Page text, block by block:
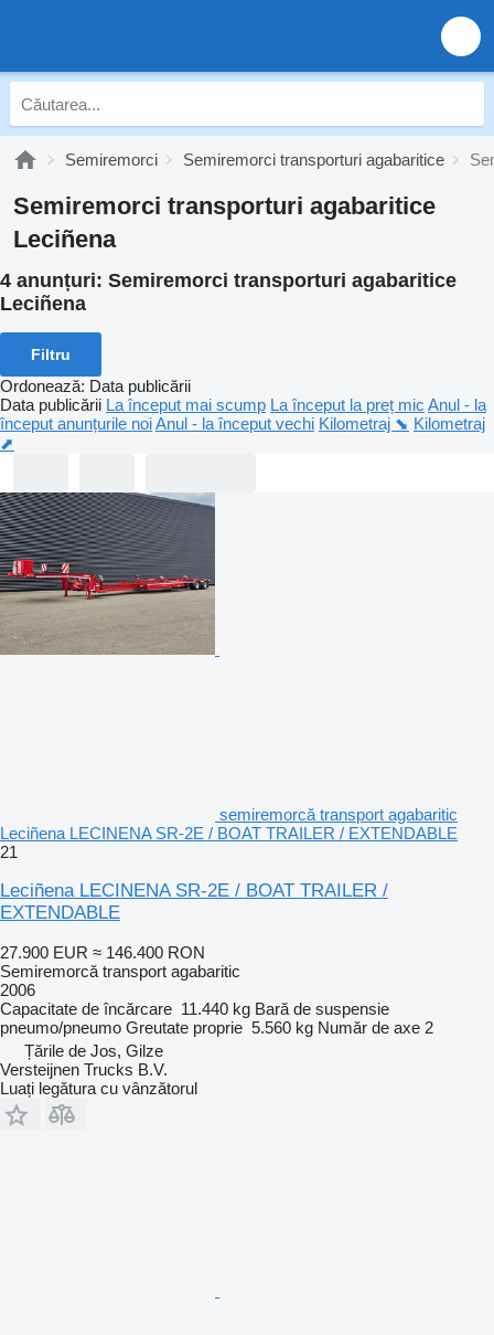
Semiremorci Semiremorci transporturi agabaritice
Semiremorci transporturi agabaritice
Leciñena
4 anunțuri: Semiremorci transporturi agabaritice
Leciñena
Filtru
Ordonează: Data publicării
Data publicării La început mai scump La început la preț mic Anul - la
început anunțurile noiAnul - la început vechi Kilometraj ⬊ Kilometraj
⬈
semiremorcă transport agabaritic
Leciñena LECINENA SR-2E / BOAT TRAILER / EXTENDABLE
21
Leciñena LECINENA SR-2E / BOAT TRAILER /
EXTENDABLE
27.900 EUR ≈ 146.400 RON
Semiremorcă transport agabaritic
2006
Capacitate de încărcare 11.440 kg Bară de suspensie
pneumo/pneumo Greutate proprie 5.560 kg Număr de axe 2
Țările de Jos, Gilze
Versteijnen Trucks B.V.
Luați legătura cu vânzătorul